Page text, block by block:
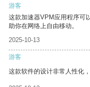
游客
这款加速器VPM应用程序可
助你在网络上自由移动。
2025-10-13
游客
这款软件的设计非常人性化